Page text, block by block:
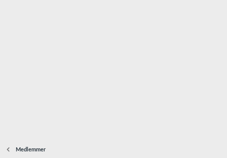
Medlemmer